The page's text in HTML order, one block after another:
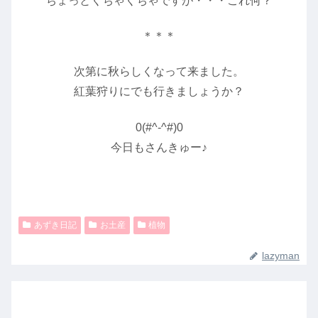
＊＊＊
次第に秋らしくなって来ました。
紅葉狩りにでも行きましょうか？
0(#^-^#)0
今日もさんきゅー♪
あずき日記 お土産 植物
lazyman